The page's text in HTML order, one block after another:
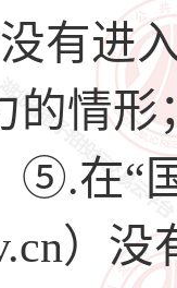
有进
的情
⑤.在“
）